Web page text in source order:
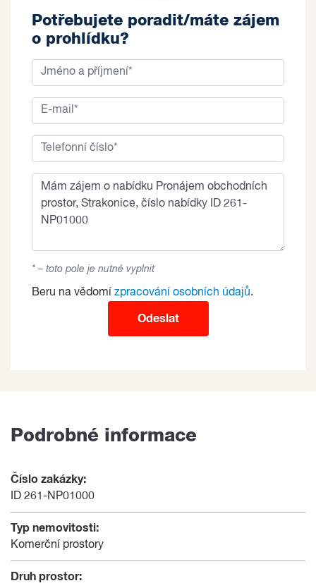
Potřebujete poradit/máte zájem
o prohlídku?
* – toto pole je nutné vyplnit
Beru na vědomí zpracování osobních údajů.
Odeslat
Podrobné informace
Číslo zakázky:
ID 261-NP01000
Typ nemovitosti:
Komerční prostory
Druh prostor: